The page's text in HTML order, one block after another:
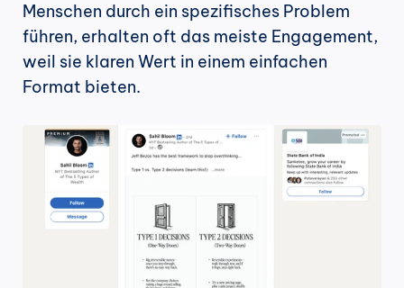
Menschen durch ein spezifisches Problem
führen, erhalten oft das meiste Engagement,
weil sie klaren Wert in einem einfachen
Format bieten.